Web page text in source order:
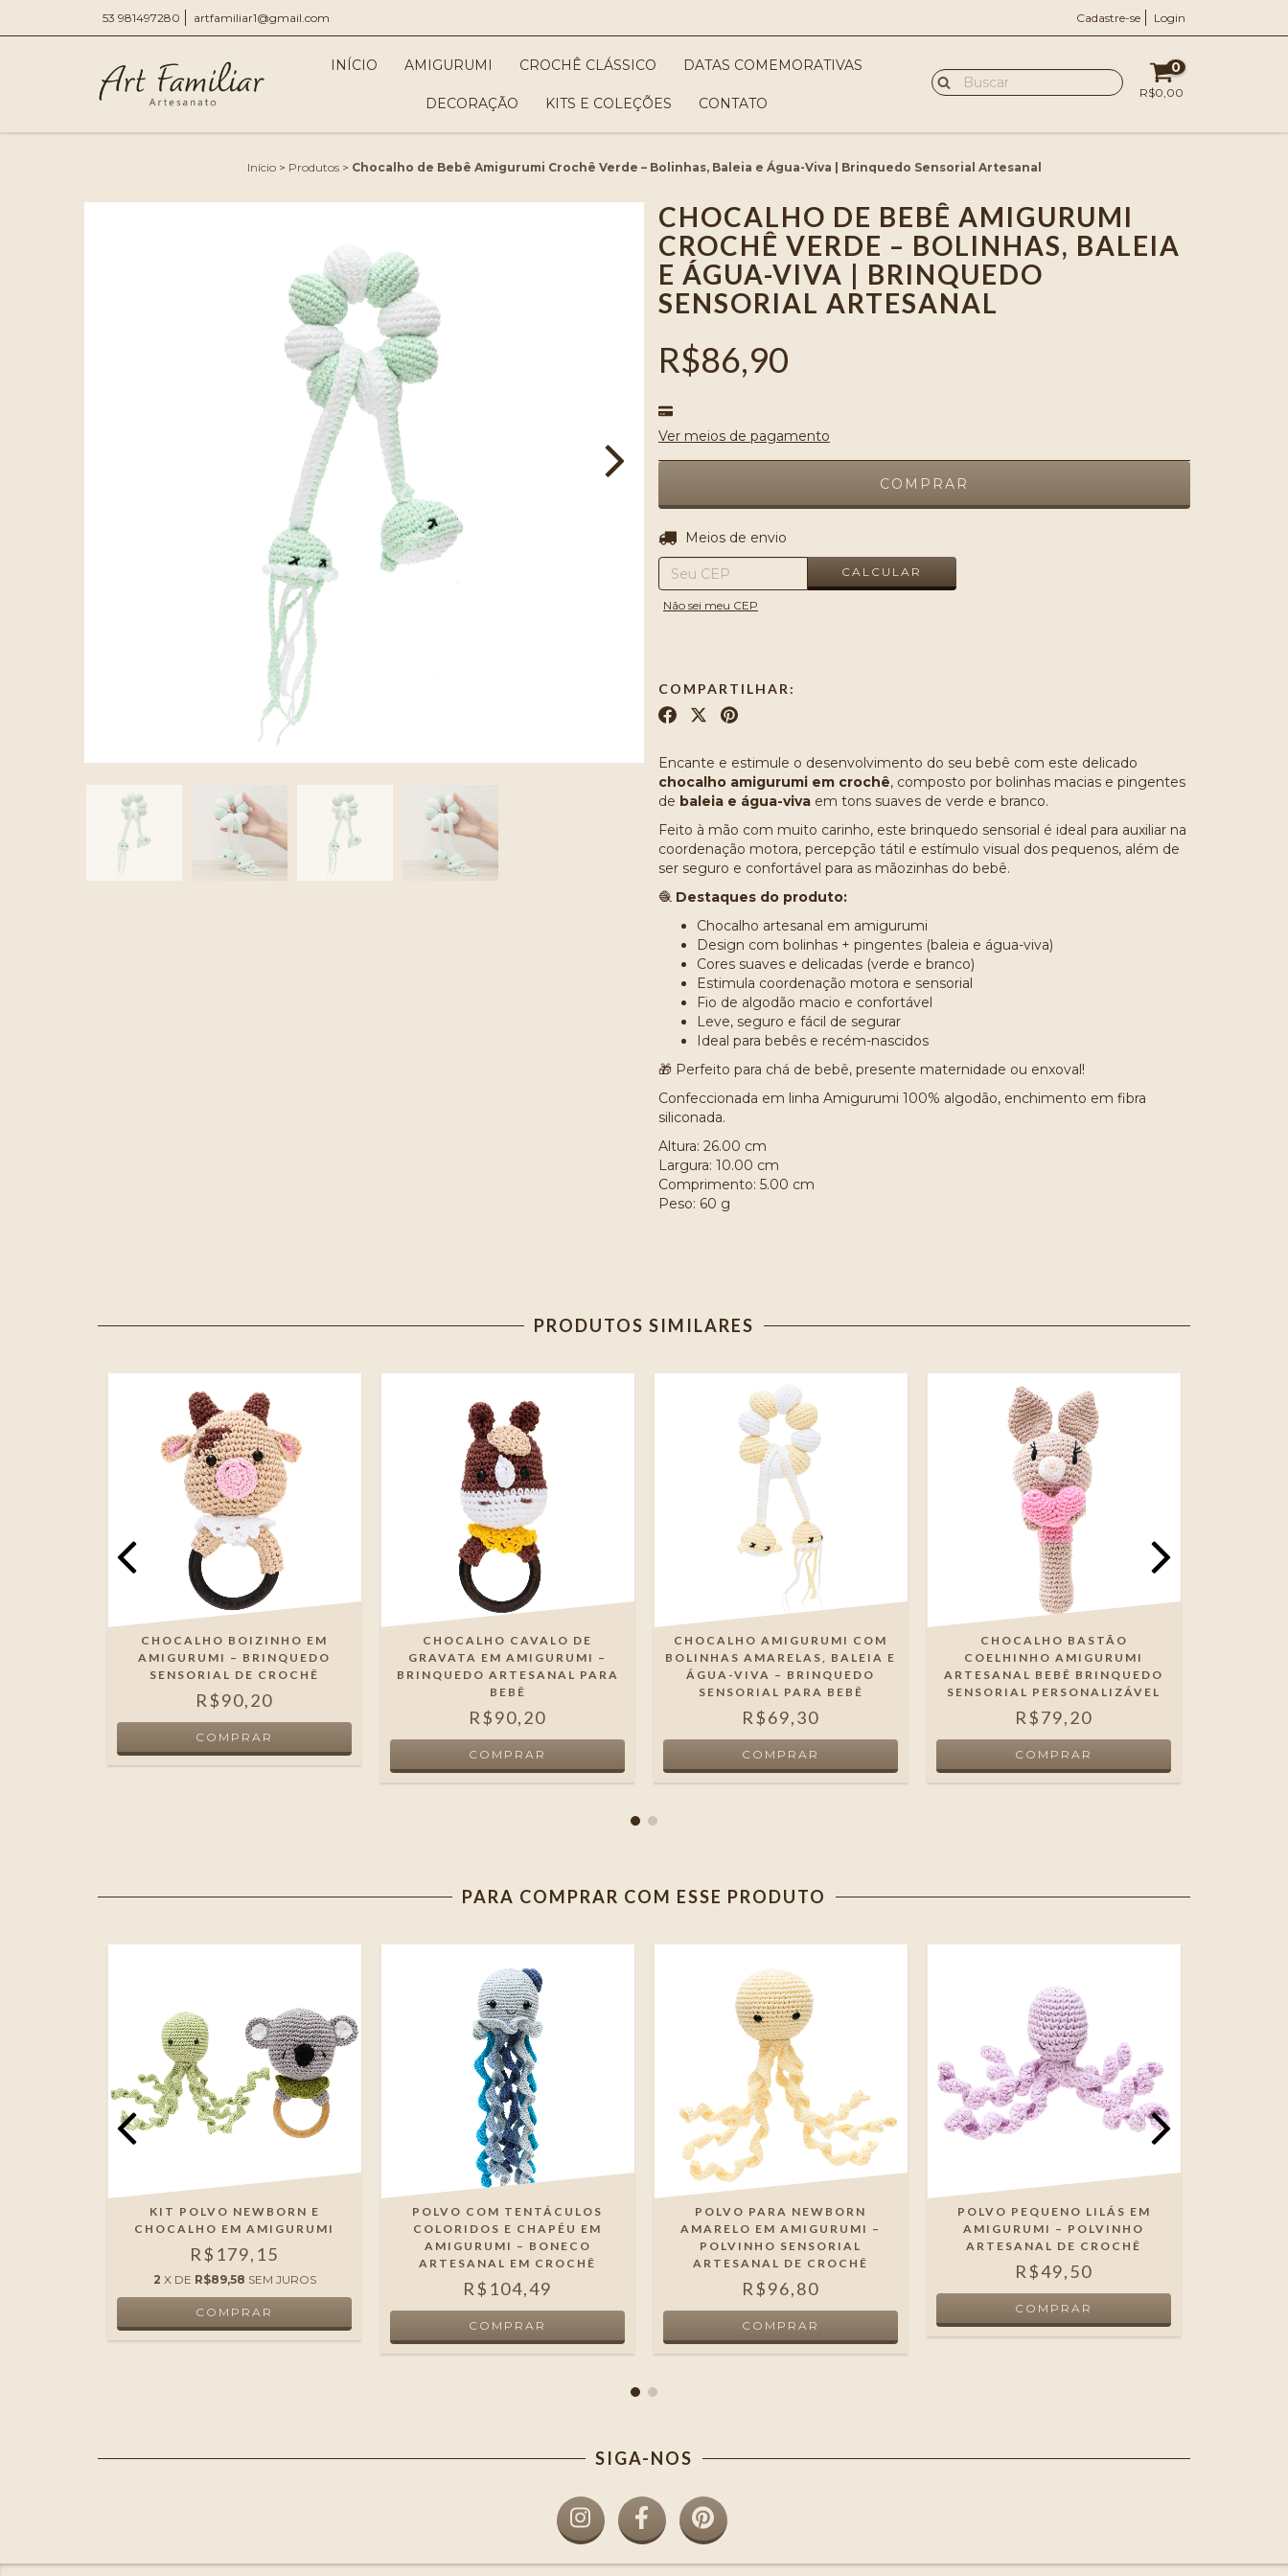
53 981497280 artfamiliar1@gmail.com Cadastre-se Login
INÍCIO AMIGURUMI CROCHÊ CLÁSSICO DATAS COMEMORATIVAS
DECORAÇÃO KITS E COLEÇÕES CONTATO
0
R$0,00
Início > Produtos > Chocalho de Bebê Amigurumi Crochê Verde – Bolinhas, Baleia e Água-Viva | Brinquedo Sensorial Artesanal
CHOCALHO DE BEBÊ AMIGURUMI
CROCHÊ VERDE – BOLINHAS, BALEIA
E ÁGUA-VIVA | BRINQUEDO
SENSORIAL ARTESANAL
R$86,90
Ver meios de pagamento
Entregas para o CEP:
Meios de envio
CALCULAR
Não sei meu CEP
COMPARTILHAR:
Encante e estimule o desenvolvimento do seu bebê com este delicado
chocalho amigurumi em crochê, composto por bolinhas macias e pingentes
de baleia e água-viva em tons suaves de verde e branco.
Feito à mão com muito carinho, este brinquedo sensorial é ideal para auxiliar na
coordenação motora, percepção tátil e estímulo visual dos pequenos, além de
ser seguro e confortável para as mãozinhas do bebê.
🧶 Destaques do produto:
Chocalho artesanal em amigurumi
Design com bolinhas + pingentes (baleia e água-viva)
Cores suaves e delicadas (verde e branco)
Estimula coordenação motora e sensorial
Fio de algodão macio e confortável
Leve, seguro e fácil de segurar
Ideal para bebês e recém-nascidos
🎁 Perfeito para chá de bebê, presente maternidade ou enxoval!
Confeccionada em linha Amigurumi 100% algodão, enchimento em fibra
siliconada.
Altura: 26.00 cm
Largura: 10.00 cm
Comprimento: 5.00 cm
Peso: 60 g
PRODUTOS SIMILARES
CHOCALHO BOIZINHO EM
AMIGURUMI – BRINQUEDO
SENSORIAL DE CROCHÊ
R$90,20
CHOCALHO CAVALO DE
GRAVATA EM AMIGURUMI –
BRINQUEDO ARTESANAL PARA
BEBÊ
R$90,20
CHOCALHO AMIGURUMI COM
BOLINHAS AMARELAS, BALEIA E
ÁGUA-VIVA – BRINQUEDO
SENSORIAL PARA BEBÊ
R$69,30
CHOCALHO BASTÃO
COELHINHO AMIGURUMI
ARTESANAL BEBÊ BRINQUEDO
SENSORIAL PERSONALIZÁVEL
R$79,20
PARA COMPRAR COM ESSE PRODUTO
KIT POLVO NEWBORN E
CHOCALHO EM AMIGURUMI
R$179,15
2 X DE R$89,58 SEM JUROS
POLVO COM TENTÁCULOS
COLORIDOS E CHAPÉU EM
AMIGURUMI – BONECO
ARTESANAL EM CROCHÊ
R$104,49
POLVO PARA NEWBORN
AMARELO EM AMIGURUMI –
POLVINHO SENSORIAL
ARTESANAL DE CROCHÊ
R$96,80
POLVO PEQUENO LILÁS EM
AMIGURUMI – POLVINHO
ARTESANAL DE CROCHÊ
R$49,50
SIGA-NOS